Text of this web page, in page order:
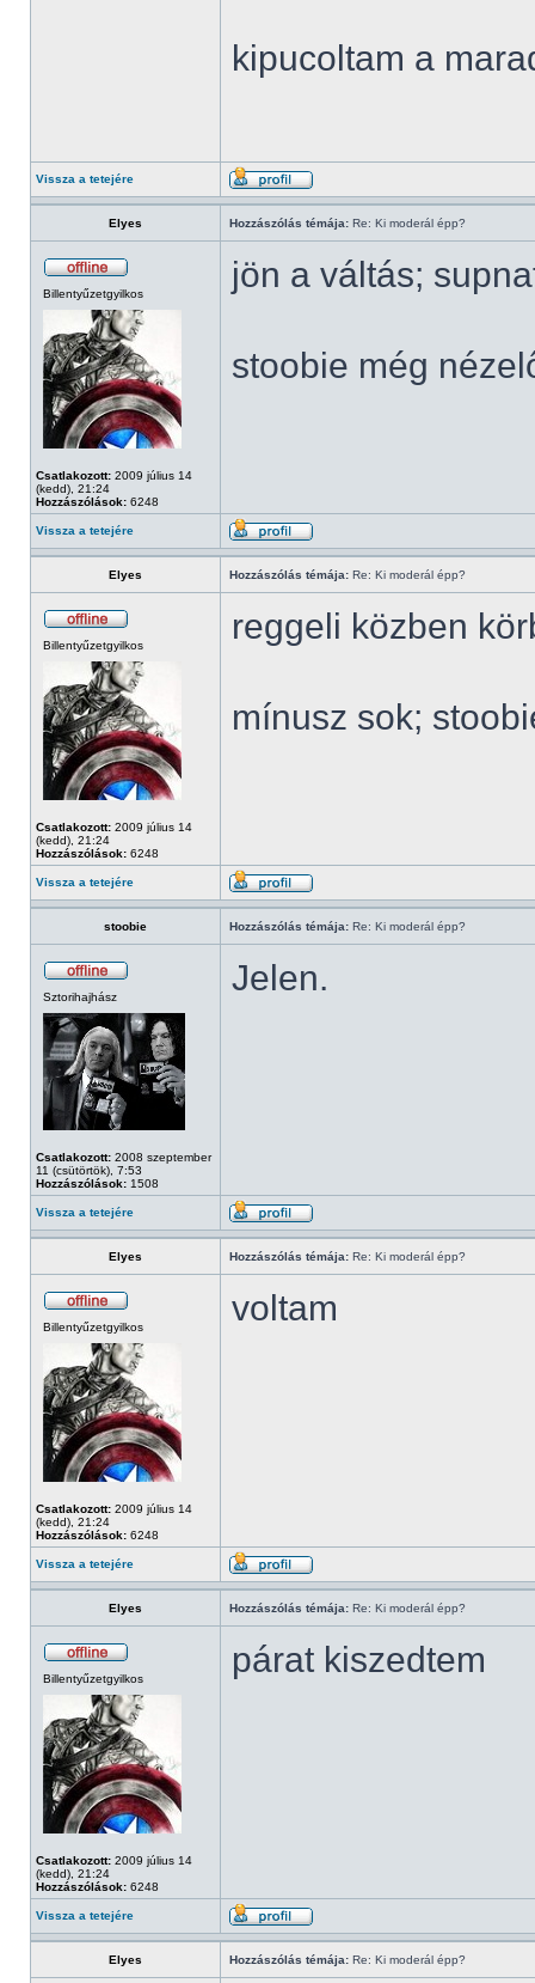
kipucoltam a
Vissza a tetejére
Elyes Hozzászólás témája: Re: Ki moderál épp?
Billentyűzetgyilkos
Csatlakozott: 2009 július 14
(kedd), 21:24
Hozzászólások: 6248
jön a váltás;
stoobie még
Vissza a tetejére
Elyes Hozzászólás témája: Re: Ki moderál épp?
Billentyűzetgyilkos
Csatlakozott: 2009 július 14
(kedd), 21:24
Hozzászólások: 6248
reggeli közben
mínusz sok;
Vissza a tetejére
stoobie Hozzászólás témája: Re: Ki moderál épp?
Sztorihajhász
Csatlakozott: 2008 szeptember
11 (csütörtök), 7:53
Hozzászólások: 1508
Jelen.
Vissza a tetejére
Elyes Hozzászólás témája: Re: Ki moderál épp?
Billentyűzetgyilkos
Csatlakozott: 2009 július 14
(kedd), 21:24
Hozzászólások: 6248
voltam
Vissza a tetejére
Elyes Hozzászólás témája: Re: Ki moderál épp?
Billentyűzetgyilkos
Csatlakozott: 2009 július 14
(kedd), 21:24
Hozzászólások: 6248
párat kiszedtem
Vissza a tetejére
Elyes Hozzászólás témája: Re: Ki moderál épp?